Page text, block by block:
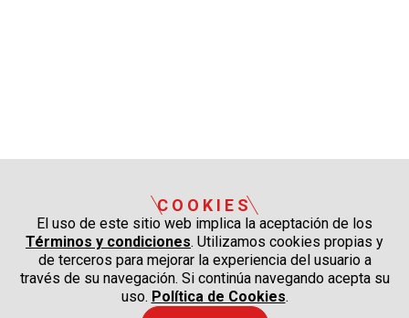
COOKIES
El uso de este sitio web implica la aceptación de los
Términos y condiciones. Utilizamos cookies propias y
de terceros para mejorar la experiencia del usuario a
través de su navegación. Si continúa navegando acepta su
uso. Política de Cookies.